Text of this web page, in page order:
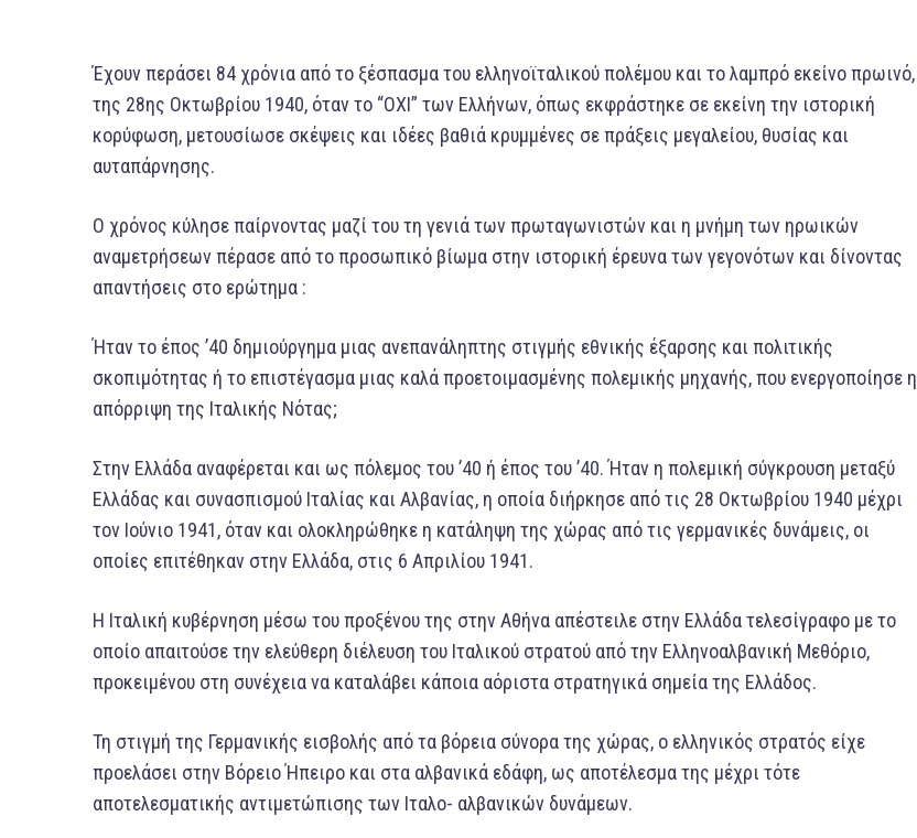
Έχουν περάσει 84 χρόνια από το ξέσπασμα του ελληνοϊταλικού πολέμου και το λαμπρό εκείνο πρωινό,
της 28ης Οκτωβρίου 1940, όταν το “ΟΧΙ” των Ελλήνων, όπως εκφράστηκε σε εκείνη την ιστορική
κορύφωση, μετουσίωσε σκέψεις και ιδέες βαθιά κρυμμένες σε πράξεις μεγαλείου, θυσίας και
αυταπάρνησης.
Ο χρόνος κύλησε παίρνοντας μαζί του τη γενιά των πρωταγωνιστών και η μνήμη των ηρωικών
αναμετρήσεων πέρασε από το προσωπικό βίωμα στην ιστορική έρευνα των γεγονότων και δίνοντας
απαντήσεις στο ερώτημα :
Ήταν το έπος ’40 δημιούργημα μιας ανεπανάληπτης στιγμής εθνικής έξαρσης και πολιτικής
σκοπιμότητας ή το επιστέγασμα μιας καλά προετοιμασμένης πολεμικής μηχανής, που ενεργοποίησε η
απόρριψη της Ιταλικής Νότας;
Στην Ελλάδα αναφέρεται και ως πόλεμος του ’40 ή έπος του ’40. Ήταν η πολεμική σύγκρουση μεταξύ
Ελλάδας και συνασπισμού Ιταλίας και Αλβανίας, η οποία διήρκησε από τις 28 Οκτωβρίου 1940 μέχρι
τον Ιούνιο 1941, όταν και ολοκληρώθηκε η κατάληψη της χώρας από τις γερμανικές δυνάμεις, οι
οποίες επιτέθηκαν στην Ελλάδα, στις 6 Απριλίου 1941.
Η Ιταλική κυβέρνηση μέσω του προξένου της στην Αθήνα απέστειλε στην Ελλάδα τελεσίγραφο με το
οποίο απαιτούσε την ελεύθερη διέλευση του Ιταλικού στρατού από την Ελληνοαλβανική Μεθόριο,
προκειμένου στη συνέχεια να καταλάβει κάποια αόριστα στρατηγικά σημεία της Ελλάδος.
Τη στιγμή της Γερμανικής εισβολής από τα βόρεια σύνορα της χώρας, ο ελληνικός στρατός είχε
προελάσει στην Βόρειο Ήπειρο και στα αλβανικά εδάφη, ως αποτέλεσμα της μέχρι τότε
αποτελεσματικής αντιμετώπισης των Ιταλο- αλβανικών δυνάμεων.